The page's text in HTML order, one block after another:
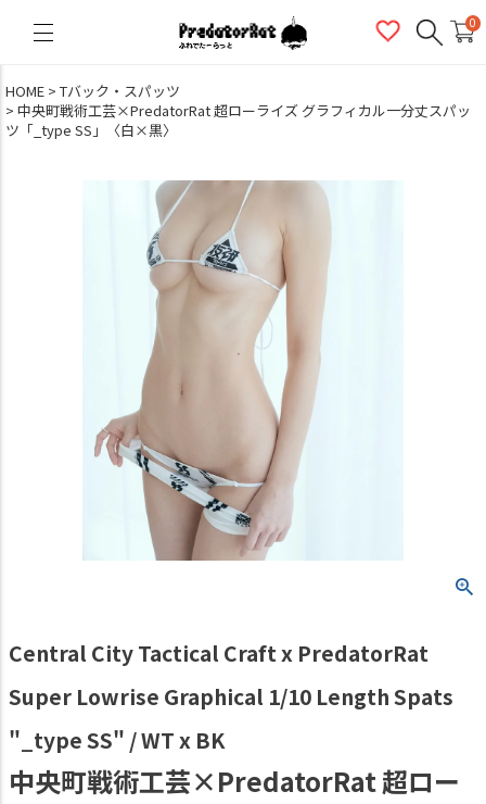
0
HOME
Tバック・スパッツ
中央町戦術工芸×PredatorRat 超ローライズ グラフィカル一分丈スパッ
ツ「_type SS」〈白×黒〉
Central City Tactical Craft x PredatorRat
Super Lowrise Graphical 1/10 Length Spats
"_type SS" / WT x BK
中央町戦術工芸×PredatorRat 超ロー